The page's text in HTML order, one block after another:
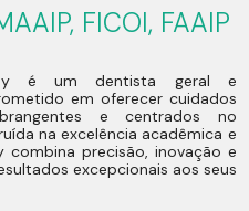
FICOI, FAAIP
é um dentista geral e
em oferecer cuidados
e centrados no
na excelência acadêmica e
combina precisão, inovação e
excepcionais aos seus